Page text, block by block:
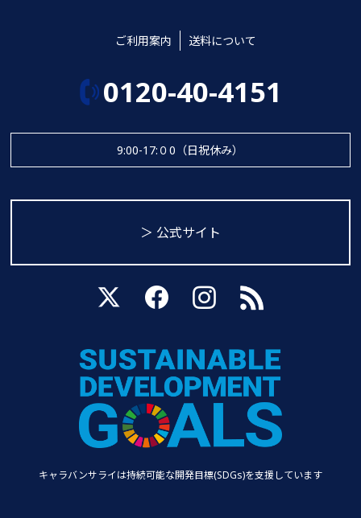
ご利用案内 送料について
0120-40-4151
9:00-17:０0（日祝休み）
＞ 公式サイト
キャラバンサライは持続可能な開発目標(SDGs)を支援しています